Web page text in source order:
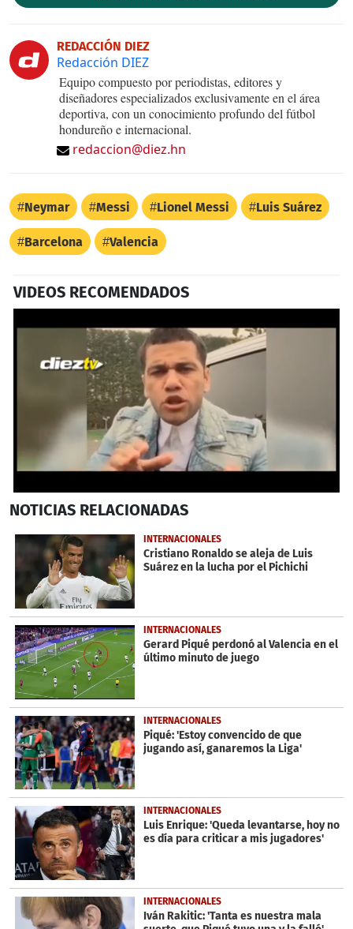
REDACCIÓN DIEZ
Redacción DIEZ
Equipo compuesto por periodistas, editores y
diseñadores especializados exclusivamente en el área
deportiva, con un conocimiento profundo del fútbol
hondureño e internacional.
redaccion@diez.hn
Neymar Messi Lionel Messi Luis Suárez
Barcelona Valencia
VIDEOS RECOMENDADOS
seconds
34
seconds
NOTICIAS RELACIONADAS
INTERNACIONALES
Cristiano Ronaldo se aleja de Luis
Suárez en la lucha por el Pichichi
INTERNACIONALES
Gerard Piqué perdonó al Valencia en el
último minuto de juego
INTERNACIONALES
Piqué: 'Estoy convencido de que
jugando así, ganaremos la Liga'
INTERNACIONALES
Luis Enrique: 'Queda levantarse, hoy no
es día para criticar a mis jugadores'
INTERNACIONALES
Iván Rakitic: 'Tanta es nuestra mala